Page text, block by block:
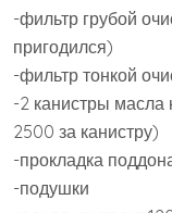
-фильтр грубой
пригодился)
-фильтр тонкой
-2 канистры масла
2500 за канистру)
-прокладка
-подушки